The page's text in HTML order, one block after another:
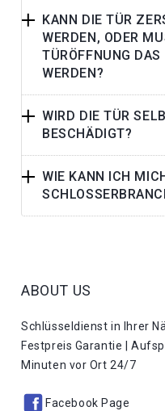
KANN DIE TÜR
WERDEN, ODER
TÜRÖFFNUNG
WERDEN?
WIRD DIE TÜR
BESCHÄDIGT?
WIE KANN ICH
ABOUT US
Schlüsseldienst in Ihrer
Festpreis Garantie |
Minuten vor Ort 24/7
Facebook Page